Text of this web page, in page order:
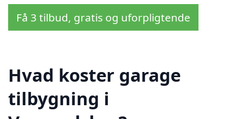
Få 3 tilbud, gratis og uforpligtende
Hvad koster garage
tilbygning i